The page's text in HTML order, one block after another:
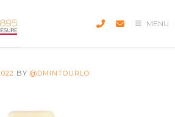
MENU
BY @DMINTOURLO